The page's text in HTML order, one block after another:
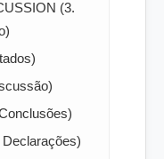
(3.